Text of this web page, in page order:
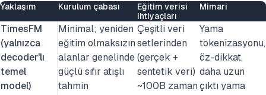
Yaklaşım Kurulum çabası
Eğitim verisi
ihtiyaçları
Mimari
TimesFM
(yalnızca
decoder'lı
temel
model)
Minimal; yeniden
eğitim olmaksızın
alanlar genelinde
güçlü sıfır atışlı
tahmin
Çeşitli veri
setlerinden
(gerçek +
sentetik veri)
~100B zaman
Yama
tokenizasyonu,
öz-dikkat,
daha uzun
çıktı yama